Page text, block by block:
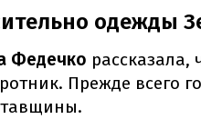
одежды
Федечко
Прежде всего